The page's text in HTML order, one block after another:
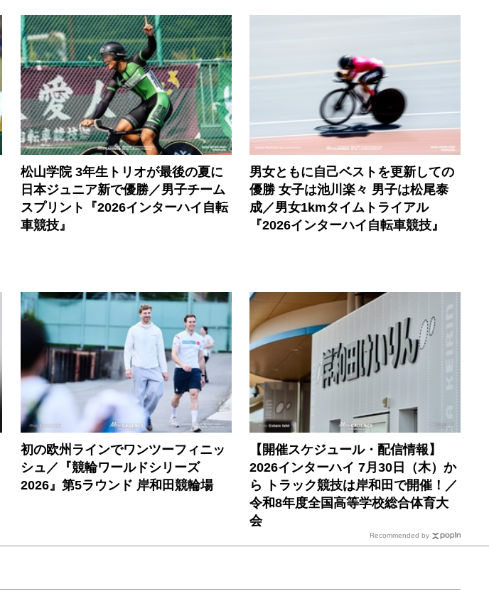
松山学院 3年生トリオが最後の夏に
日本ジュニア新で優勝／男子チーム
スプリント『2026インターハイ自転
車競技』
男女ともに自己ベストを更新しての
優勝 女子は池川楽々 男子は松尾泰
成／男女1kmタイムトライアル
『2026インターハイ自転車競技』
初の欧州ラインでワンツーフィニッ
シュ／『競輪ワールドシリーズ
2026』第5ラウンド 岸和田競輪場
【開催スケジュール・配信情報】
2026インターハイ 7月30日（木）か
ら トラック競技は岸和田で開催！／
令和8年度全国高等学校総合体育大
会
Recommended by